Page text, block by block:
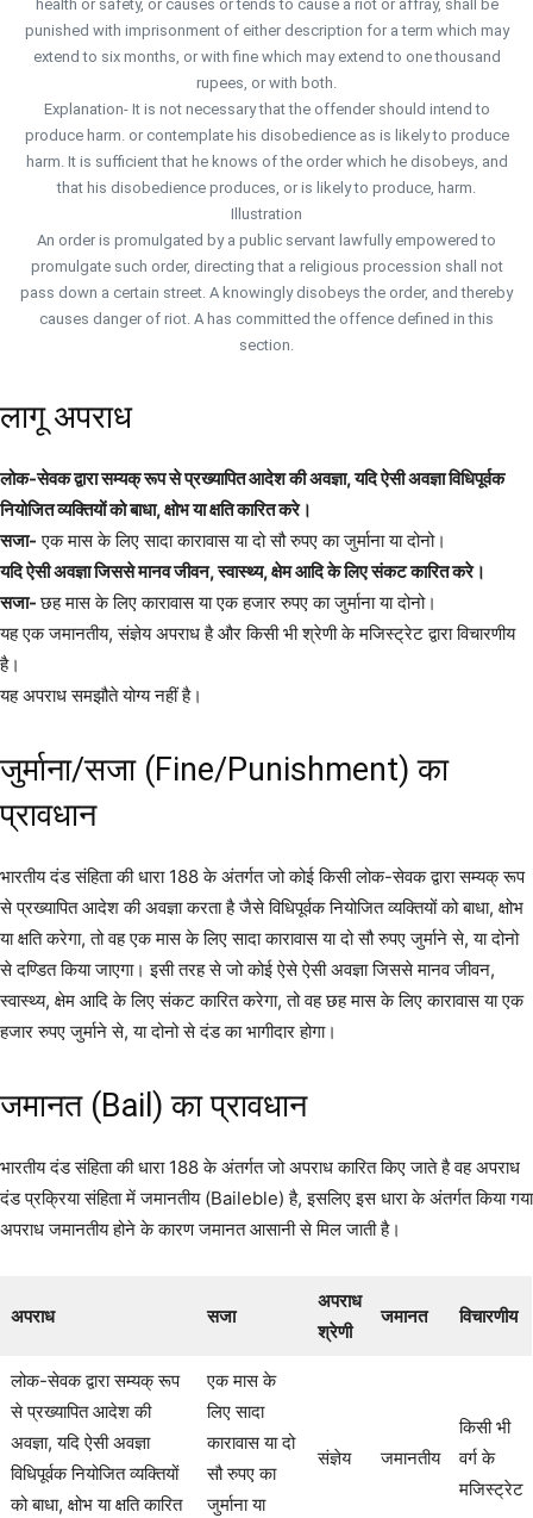
health or safety, or causes or tends to cause a riot or affray, shall be
punished with imprisonment of either description for a term which may
extend to six months, or with fine which may extend to one thousand
rupees, or with both.
Explanation- It is not necessary that the offender should intend to
produce harm. or contemplate his disobedience as is likely to produce
harm. It is sufficient that he knows of the order which he disobeys, and
that his disobedience produces, or is likely to produce, harm.
Illustration
An order is promulgated by a public servant lawfully empowered to
promulgate such order, directing that a religious procession shall not
pass down a certain street. A knowingly disobeys the order, and thereby
causes danger of riot. A has committed the offence defined in this
section.
लागू अपराध
लोक-सेवक द्वारा सम्यक् रूप से प्रख्यापित आदेश की अवज्ञा, यदि ऐसी अवज्ञा विधिपूर्वक
नियोजित व्यक्तियों को बाधा, क्षोभ या क्षति कारित करे।
सजा- एक मास के लिए सादा कारावास या दो सौ रुपए का जुर्माना या दोनो।
यदि ऐसी अवज्ञा जिससे मानव जीवन, स्वास्थ्य, क्षेम आदि के लिए संकट कारित करे।
सजा-छह मास के लिए कारावास या एक हजार रुपए का जुर्माना या दोनो।
यह एक जमानतीय, संज्ञेय अपराध है और किसी भी श्रेणी के मजिस्ट्रेट द्वारा विचारणीय
है।
यह अपराध समझौते योग्य नहीं है।
जुर्माना/सजा (Fine/Punishment) का
प्रावधान
भारतीय दंड संहिता की धारा 188 के अंतर्गत जो कोई किसी लोक-सेवक द्वारा सम्यक् रूप
से प्रख्यापित आदेश की अवज्ञा करता है जैसे विधिपूर्वक नियोजित व्यक्तियों को बाधा, क्षोभ
या क्षति करेगा, तो वह एक मास के लिए सादा कारावास या दो सौ रुपए जुर्माने से, या दोनो
से दण्डित किया जाएगा। इसी तरह से जो कोई ऐसे ऐसी अवज्ञा जिससे मानव जीवन,
स्वास्थ्य, क्षेम आदि के लिए संकट कारित करेगा, तो वह छह मास के लिए कारावास या एक
हजार रुपए जुर्माने से, या दोनो से दंड का भागीदार होगा।
जमानत (Bail) का प्रावधान
भारतीय दंड संहिता की धारा 188 के अंतर्गत जो अपराध कारित किए जाते है वह अपराध
दंड प्रक्रिया संहिता में जमानतीय (Baileble) है, इसलिए इस धारा के अंतर्गत किया गया
अपराध जमानतीय होने के कारण जमानत आसानी से मिल जाती है।
अपराध सजा
अपराध
श्रेणी
जमानत विचारणीय
लोक-सेवक द्वारा सम्यक् रूप
से प्रख्यापित आदेश की
अवज्ञा, यदि ऐसी अवज्ञा
विधिपूर्वक नियोजित व्यक्तियों
को बाधा, क्षोभ या क्षति कारित
एक मास के
लिए सादा
कारावास या दो
सौ रुपए का
जुर्माना या
संज्ञेय जमानतीय
किसी भी
वर्ग के
मजिस्ट्रेट